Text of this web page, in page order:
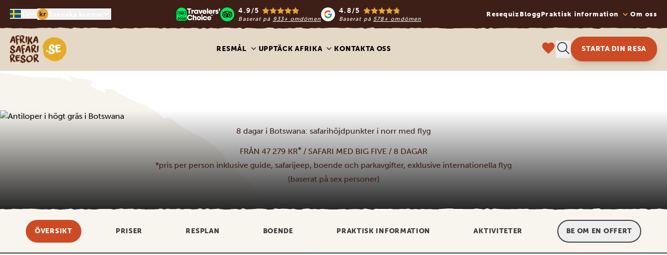
kr 4.9/5
Baserat på 933+ omdömen
4.8/5
Baserat på 578+ omdömen
Resequiz BloggPraktisk information Om oss
Safari-resor i Afrika
RESMÅL UPPTÄCK AFRIKA KONTAKTA OSS STARTA DIN RESA
8 dagar i Botswana: safarihöjdpunkter i norr med flyg
FRÅN 47 279 KR* / SAFARI MED BIG FIVE / 8 DAGAR
*pris per person inklusive guide, safarijeep, boende och parkavgifter, exklusive internationella flyg
(baserat på sex personer)
ÖVERSIKT PRISER RESPLAN BOENDE PRAKTISK INFORMATION AKTIVITETER BE OM EN OFFERT